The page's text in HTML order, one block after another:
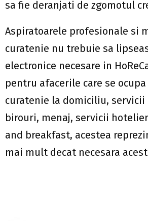
sa fie deranjati de zgomotul
Aspiratoarele profesionale si
curatenie nu trebuie sa
electronice necesare in
pentru afacerile care se
curatenie la domiciliu, servicii
birouri, menaj, servicii
and breakfast, acestea
mai mult decat necesara